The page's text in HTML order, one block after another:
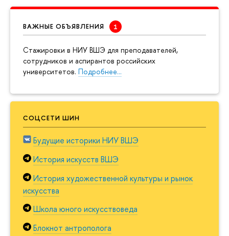
ВАЖНЫЕ ОБЪЯВЛЕНИЯ
Cтажировки в НИУ ВШЭ для преподавателей,
сотрудников и аспирантов российских
университетов. Подробнее…
СОЦСЕТИ ШИН
Будущие историки НИУ ВШЭ
История искусств ВШЭ
История художественной культуры и рынок
искусства
Школа юного искусствоведа
Блокнот антрополога